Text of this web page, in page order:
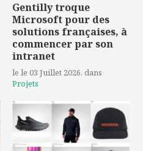
Gentilly troque
Microsoft pour des
solutions françaises, à
commencer par son
intranet
le le 03 Juillet 2026, dans
Projets